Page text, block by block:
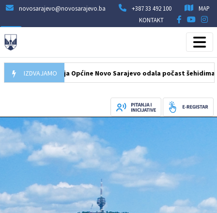
novosarajevo@novosarajevo.ba +387 33 492 100
MAP
KONTAKT
IZDVAJAMO
Delegacija Općine Novo Sarajevo odala počast šehidima i